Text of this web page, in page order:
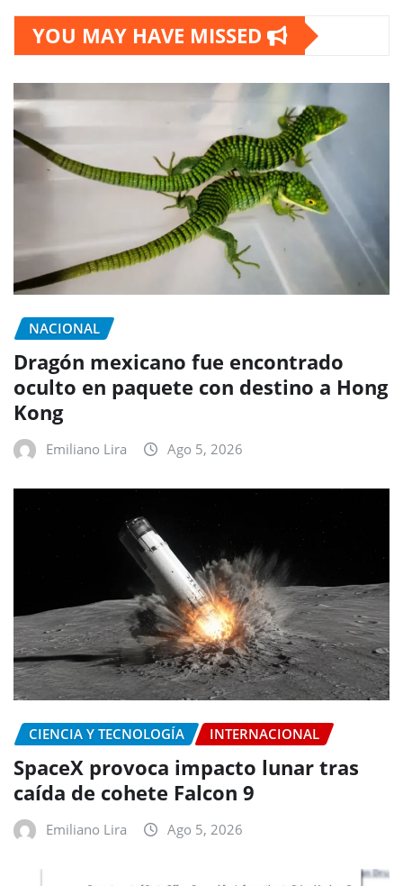
YOU MAY HAVE MISSED
NACIONAL
Dragón mexicano fue encontrado
oculto en paquete con destino a Hong
Kong
Emiliano Lira Ago 5, 2026
CIENCIA Y TECNOLOGÍA INTERNACIONAL
SpaceX provoca impacto lunar tras
caída de cohete Falcon 9
Emiliano Lira Ago 5, 2026